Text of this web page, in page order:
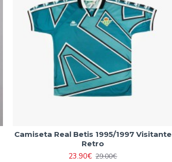
Camiseta Real Betis 1995/1997 Visitante
Retro
23.90€ 29.00€